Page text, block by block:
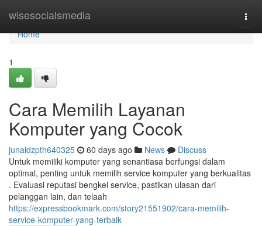
wisesocialsmedia
Home
Home
1
Cara Memilih Layanan
Komputer yang Cocok
junaidzpth640325 60 days ago News
Discuss
Untuk memiliki komputer yang senantiasa berfungsi dalam
optimal, penting untuk memilih service komputer yang berkualitas
. Evaluasi reputasi bengkel service, pastikan ulasan dari
pelanggan lain, dan telaah
https://expressbookmark.com/story21551902/cara-memilih-
service-komputer-yang-terbaik